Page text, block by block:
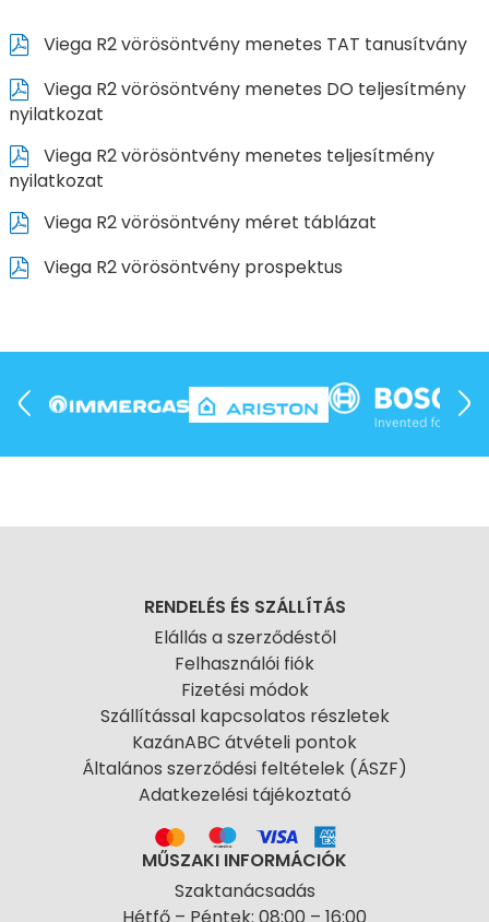
Viega R2 vörösöntvény menetes TAT tanusítvány
Viega R2 vörösöntvény menetes DO teljesítmény
nyilatkozat
Viega R2 vörösöntvény menetes teljesítmény
nyilatkozat
Viega R2 vörösöntvény méret táblázat
Viega R2 vörösöntvény prospektus
RENDELÉS ÉS SZÁLLÍTÁS
Elállás a szerződéstől
Felhasználói fiók
Fizetési módok
Szállítással kapcsolatos részletek
KazánABC átvételi pontok
Általános szerződési feltételek (ÁSZF)
Adatkezelési tájékoztató
MŰSZAKI INFORMÁCIÓK
Szaktanácsadás